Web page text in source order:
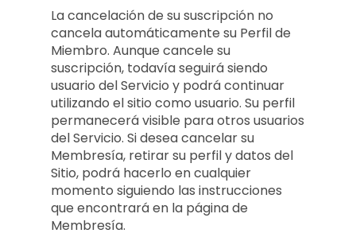
La cancelación de su suscripción no
cancela automáticamente su Perfil de
Miembro. Aunque cancele su
suscripción, todavía seguirá siendo
usuario del Servicio y podrá continuar
utilizando el sitio como usuario. Su perfil
permanecerá visible para otros usuarios
del Servicio. Si desea cancelar su
Membresía, retirar su perfil y datos del
Sitio, podrá hacerlo en cualquier
momento siguiendo las instrucciones
que encontrará en la página de
Membresía.